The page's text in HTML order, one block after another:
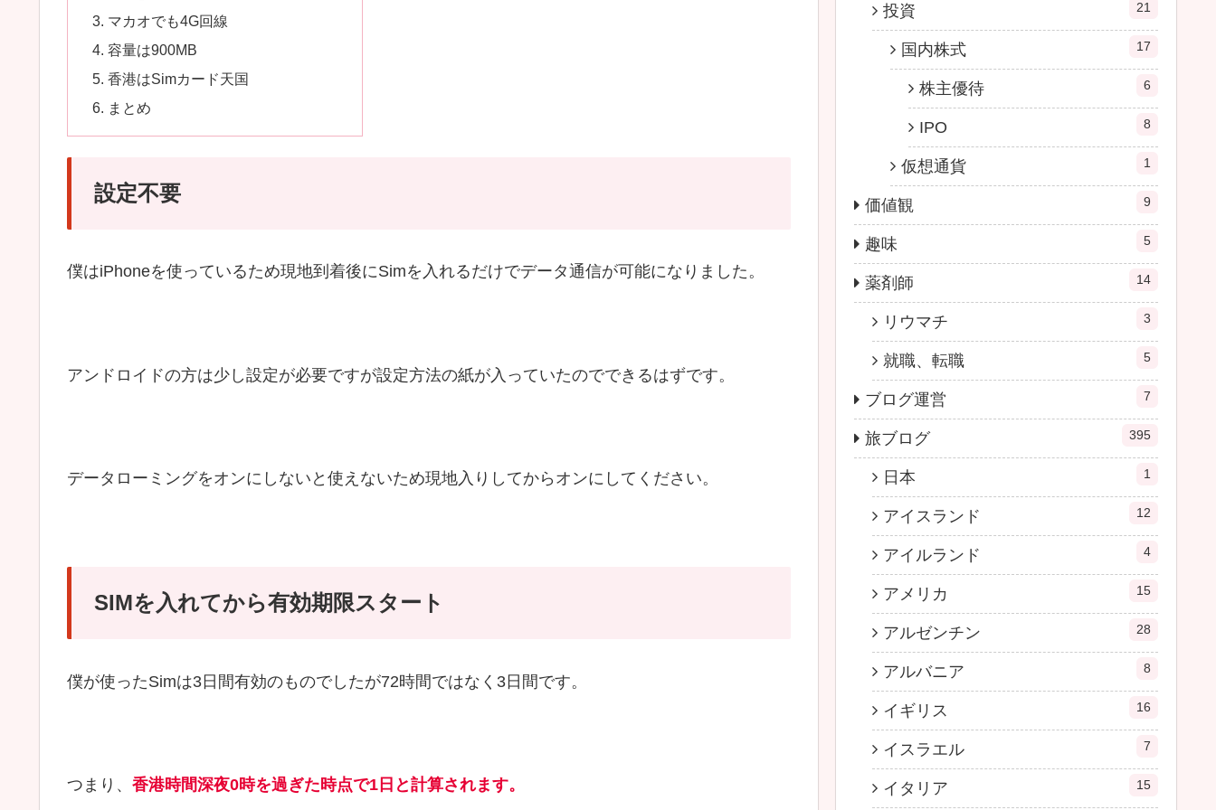
マカオでも4G回線
容量は900MB
香港はSimカード天国
まとめ
設定不要
僕はiPhoneを使っているため現地到着後にSimを入れるだけでデータ通信が可能になりました。
アンドロイドの方は少し設定が必要ですが設定方法の紙が入っていたのでできるはずです。
データローミングをオンにしないと使えないため現地入りしてからオンにしてください。
SIMを入れてから有効期限スタート
僕が使ったSimは3日間有効のものでしたが72時間ではなく3日間です。
つまり、 香港時間深夜0時を過ぎた時点で1日と計算されます。
投資 21
国内株式 17
株主優待 6
IPO 8
仮想通貨 1
価値観 9
趣味 5
薬剤師 14
リウマチ 3
就職、転職 5
ブログ運営 7
旅ブログ 395
日本 1
アイスランド 12
アイルランド 4
アメリカ 15
アルゼンチン 28
アルバニア 8
イギリス 16
イスラエル 7
イタリア 15